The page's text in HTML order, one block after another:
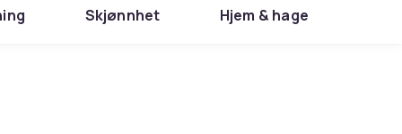
Skjønnhet Hjem & hage